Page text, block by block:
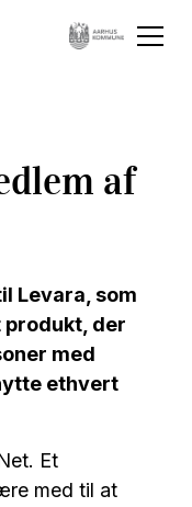
af
Levara, som
der
med
ethvert
Et
med til at